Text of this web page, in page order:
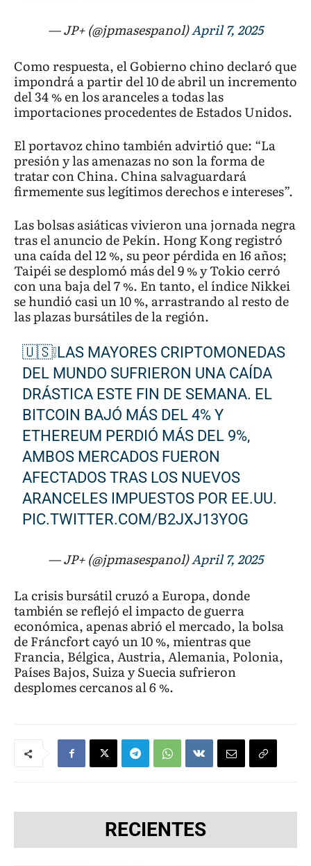
— JP+ (@jpmasespanol)April 7, 2025
Como respuesta, el Gobierno chino declaró que
impondrá a partir del 10 de abril un incremento
del 34 % en los aranceles a todas las
importaciones procedentes de Estados Unidos.
El portavoz chino también advirtió que: “La
presión y las amenazas no son la forma de
tratar con China. China salvaguardará
firmemente sus legítimos derechos e intereses”.
Las bolsas asiáticas vivieron una jornada negra
tras el anuncio de Pekín. Hong Kong registró
una caída del 12 %, su peor pérdida en 16 años;
Taipéi se desplomó más del 9 % y Tokio cerró
con una baja del 7 %. En tanto, el índice Nikkei
se hundió casi un 10 %, arrastrando al resto de
las plazas bursátiles de la región.
🇺🇸❕LAS MAYORES CRIPTOMONEDAS
DEL MUNDO SUFRIERON UNA CAÍDA
DRÁSTICA ESTE FIN DE SEMANA. EL
BITCOIN BAJÓ MÁS DEL 4% Y
ETHEREUM PERDIÓ MÁS DEL 9%,
AMBOS MERCADOS FUERON
AFECTADOS TRAS LOS NUEVOS
ARANCELES IMPUESTOS POR EE.UU.
PIC.TWITTER.COM/B2JXJ13YOG
— JP+ (@jpmasespanol)April 7, 2025
La crisis bursátil cruzó a Europa, donde
también se reflejó el impacto de guerra
económica, apenas abrió el mercado, la bolsa
de Fráncfort cayó un 10 %, mientras que
Francia, Bélgica, Austria, Alemania, Polonia,
Países Bajos, Suiza y Suecia sufrieron
desplomes cercanos al 6 %.
RECIENTES